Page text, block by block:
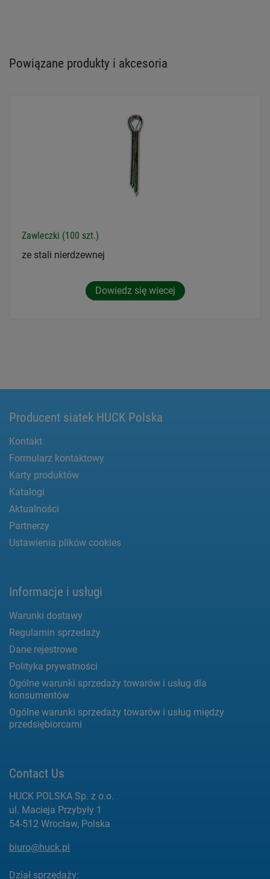
Powiązane produkty i akcesoria
Zawleczki (100 szt.)
ze stali nierdzewnej
Dowiedz się wiecej
Producent siatek HUCK Polska
Kontakt
Formularz kontaktowy
Karty produktów
Katalogi
Aktualności
Partnerzy
Ustawienia plików cookies
Informacje i usługi
Warunki dostawy
Regulamin sprzedaży
Dane rejestrowe
Polityka prywatności
Ogólne warunki sprzedaży towarów i usług dla
konsumentów
Ogólne warunki sprzedaży towarów i usług między
przedsiębiorcami
Contact Us
HUCK POLSKA Sp. z o.o.
ul. Macieja Przybyły 1
54-512 Wrocław, Polska
biuro@huck.pl
Dział sprzedaży: